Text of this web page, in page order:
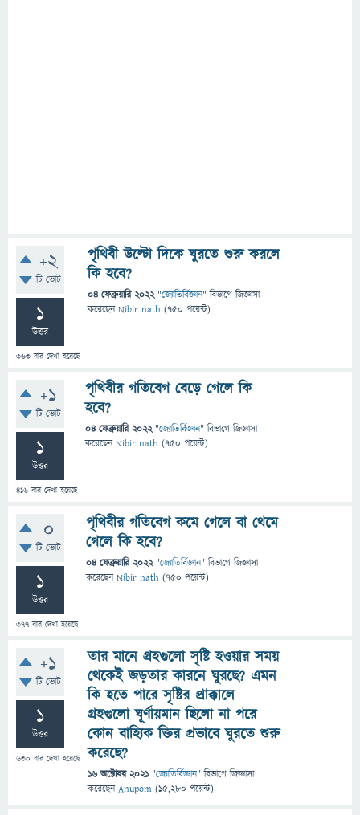
+2
টি ভোট
1
উত্তর
363 বার দেখা হয়েছে
পৃথিবী উল্টো দিকে ঘুরতে শুরু করলে
কি হবে?
04 ফেব্রুয়ারি 2022 "জ্যোতির্বিজ্ঞান" বিভাগে জিজ্ঞাসা
করেছেনNibir nath (750 পয়েন্ট)
+1
টি ভোট
1
উত্তর
416 বার দেখা হয়েছে
পৃথিবীর গতিবেগ বেড়ে গেলে কি
হবে?
04 ফেব্রুয়ারি 2022 "জ্যোতির্বিজ্ঞান" বিভাগে জিজ্ঞাসা
করেছেনNibir nath (750 পয়েন্ট)
0
টি ভোট
1
উত্তর
377 বার দেখা হয়েছে
পৃথিবীর গতিবেগ কমে গেলে বা থেমে
গেলে কি হবে?
04 ফেব্রুয়ারি 2022 "জ্যোতির্বিজ্ঞান" বিভাগে জিজ্ঞাসা
করেছেনNibir nath (750 পয়েন্ট)
+1
টি ভোট
1
উত্তর
630 বার দেখা হয়েছে
তার মানে গ্রহগুলো সৃষ্টি হওয়ার সময়
থেকেই জড়তার কারনে ঘুরছে? এমন
কি হতে পারে সৃষ্টির প্রাক্কালে
গ্রহগুলো ঘূর্ণায়মান ছিলো না পরে
কোন বাহ্যিক ক্তির প্রভাবে ঘুরতে শুরু
করেছে?
16 অক্টোবর 2021 "জ্যোতির্বিজ্ঞান" বিভাগে জিজ্ঞাসা
করেছেনAnupom (15,280 পয়েন্ট)